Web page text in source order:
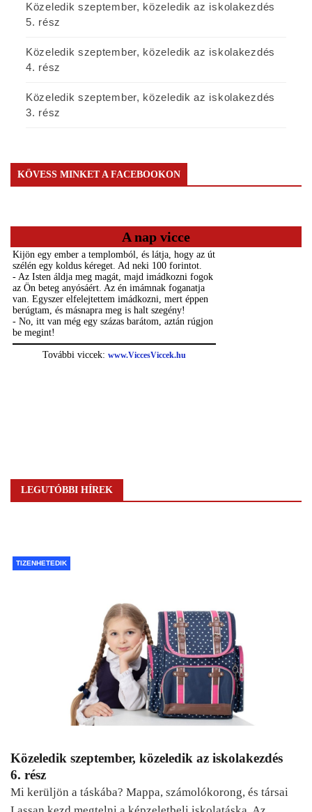
Közeledik szeptember, közeledik az iskolakezdés
5. rész
Közeledik szeptember, közeledik az iskolakezdés
4. rész
Közeledik szeptember, közeledik az iskolakezdés
3. rész
KÖVESS MINKET A FACEBOOKON
A nap vicce
LEGUTÓBBI HÍREK
TIZENHETEDIK
Közeledik szeptember, közeledik az iskolakezdés
6. rész
Mi kerüljön a táskába? Mappa, számolókorong, és társai